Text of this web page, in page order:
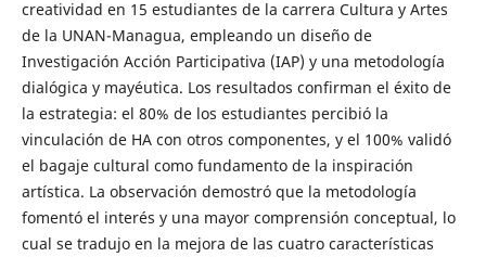
creatividad en 15 estudiantes de la carrera Cultura y Artes
de la UNAN-Managua, empleando un diseño de
Investigación Acción Participativa (IAP) y una metodología
dialógica y mayéutica. Los resultados confirman el éxito de
la estrategia: el 80% de los estudiantes percibió la
vinculación de HA con otros componentes, y el 100% validó
el bagaje cultural como fundamento de la inspiración
artística. La observación demostró que la metodología
fomentó el interés y una mayor comprensión conceptual, lo
cual se tradujo en la mejora de las cuatro características